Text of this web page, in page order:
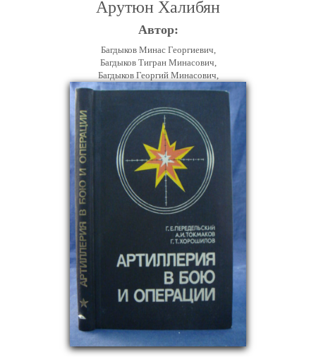
Арутюн Халибян
Автор:
Багдыков Минас Георгиевич,
Багдыков Тигран Минасович,
Багдыков Георгий Минасович,